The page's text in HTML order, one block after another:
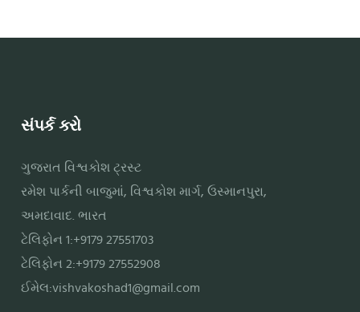
સંપર્ક કરો
ગુજરાત વિશ્વકોશ ટ્રસ્ટ
રમેશ પાર્કની બાજુમાં, વિશ્વકોશ માર્ગ, ઉસ્માનપુરા,
અમદાવાદ. ભારત
ટેલિફોન 1:+9179 27551703
ટેલિફોન 2:+9179 27552908
ઈમેલ:vishvakoshad1@gmail.com